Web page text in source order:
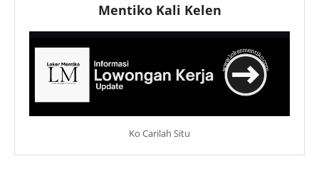
Mentiko Kali Kelen
Ko Carilah Situ